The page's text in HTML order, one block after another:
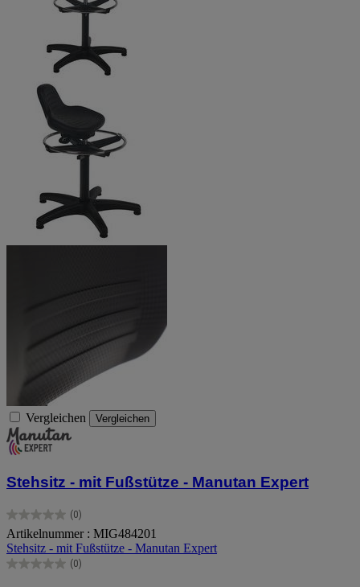
Vergleichen Vergleichen
Stehsitz - mit Fußstütze - Manutan Expert
(0)
0.0
von
5
Sternen.
Artikelnummer : MIG484201
Stehsitz - mit Fußstütze - Manutan Expert
(0)
0.0